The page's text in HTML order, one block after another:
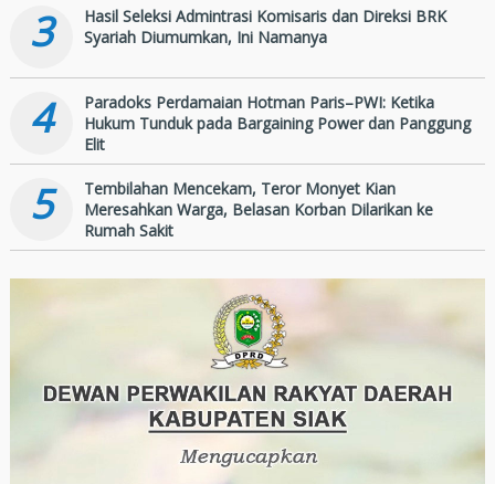
3
Hasil Seleksi Admintrasi Komisaris dan Direksi BRK
Syariah Diumumkan, Ini Namanya
4
Paradoks Perdamaian Hotman Paris–PWI: Ketika
Hukum Tunduk pada Bargaining Power dan Panggung
Elit
5
Tembilahan Mencekam, Teror Monyet Kian
Meresahkan Warga, Belasan Korban Dilarikan ke
Rumah Sakit